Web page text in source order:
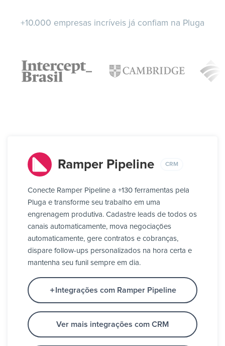
+10.000 empresas incríveis já confiam na Pluga
Ramper Pipeline CRM
Conecte Ramper Pipeline a +130 ferramentas pela
Pluga e transforme seu trabalho em uma
engrenagem produtiva. Cadastre leads de todos os
canais automaticamente, mova negociações
automaticamente, gere contratos e cobranças,
dispare follow-ups personalizados na hora certa e
mantenha seu funil sempre em dia.
Integrações com Ramper Pipeline
Ver mais integrações com CRM